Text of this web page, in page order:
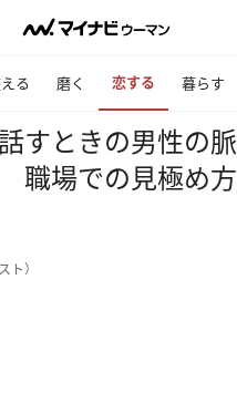
る 磨く 恋する 暮らす
すときの男性の
職場での見極め
ト）